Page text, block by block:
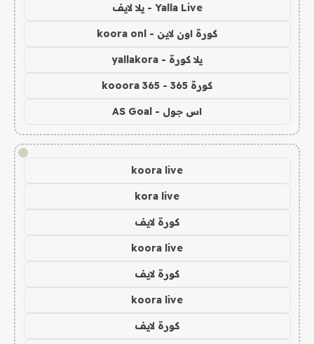
Yalla Live - يلا لايف
كورة اون لاين - koora onl
يلا كورة - yallakora
كورة 365 - kooora 365
اس جول - AS Goal
!
koora live
kora live
كورة لايف
koora live
كورة لايف
koora live
كورة لايف